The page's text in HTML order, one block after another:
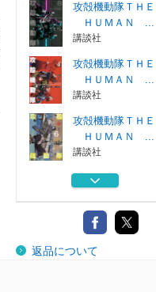
攻殻機動隊ＴＨＥ
ＨＵＭＡＮ ...
講談社
攻殻機動隊ＴＨＥ
ＨＵＭＡＮ ...
講談社
攻殻機動隊ＴＨＥ
ＨＵＭＡＮ ...
講談社
攻殻機動隊ＴＨＥ
講談社
攻殻機動隊ＴＨＥ
ＨＵＭＡＮ ...
返品について